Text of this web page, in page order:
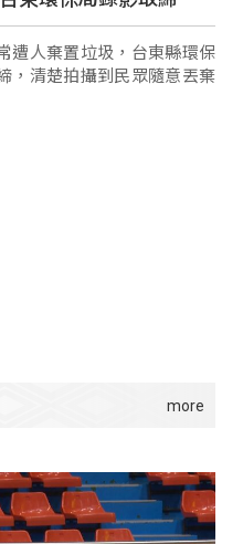
遭人棄置垃圾，台東縣環保
，清楚拍攝到民眾隨意丟棄